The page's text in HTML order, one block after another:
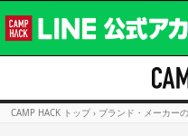
CAMP HACK トップ › ブランド・メーカー